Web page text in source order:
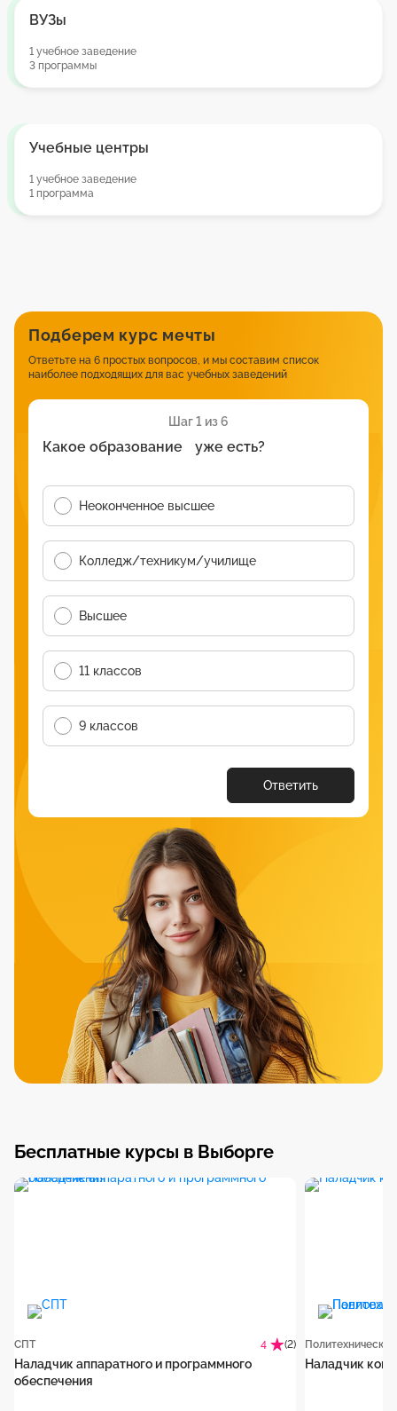
ВУЗы
1 учебное заведение
3 программы
Учебные центры
1 учебное заведение
1 программа
Подберем курс мечты
Ответьте на 6 простых вопросов, и мы составим список
наиболее подходящих для вас учебных заведений
Шаг 1 из 6
Какое образование уже есть?
Неоконченное высшее
Колледж/техникум/училище
Высшее
11 классов
9 классов
Ответить
Бесплатные курсы в Выборге
СПТ 4 (2)
Наладчик аппаратного и программного
обеспечения
Наладчик